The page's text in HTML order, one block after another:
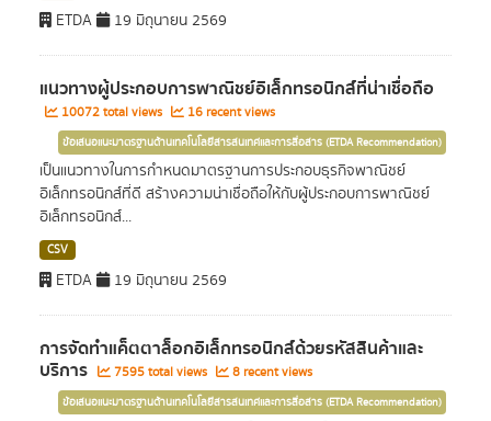
ETDA 19 มิถุนายน 2569
แนวทางผู้ประกอบการพาณิชย์อิเล็กทรอนิกส์ที่น่าเชื่อถือ
10072 total views 16 recent views
ข้อเสนอแนะมาตรฐานด้านเทคโนโลยีสารสนเทศและการสื่อสาร (ETDA Recommendation)
เป็นแนวทางในการกำหนดมาตรฐานการประกอบธุรกิจพาณิชย์
อิเล็กทรอนิกส์ที่ดี สร้างความน่าเชื่อถือให้กับผู้ประกอบการพาณิชย์
อิเล็กทรอนิกส์...
CSV
ETDA 19 มิถุนายน 2569
การจัดทำแค็ตตาล็อกอิเล็กทรอนิกส์ด้วยรหัสสินค้าและ
บริการ 7595 total views 8 recent views
ข้อเสนอแนะมาตรฐานด้านเทคโนโลยีสารสนเทศและการสื่อสาร (ETDA Recommendation)